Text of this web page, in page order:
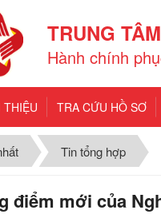
TRUNG
Hành chính
THIỆU TRA CỨU HỒ SƠ
Tin tổng hợp
điểm mới của